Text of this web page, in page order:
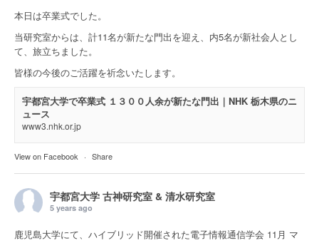
本日は卒業式でした。
当研究室からは、計11名が新たな門出を迎え、内5名が新社会人とし
て、旅立ちました。
皆様の今後のご活躍を祈念いたします。
宇都宮大学で卒業式 １３００人余が新たな門出｜NHK 栃木県のニ
ュース
www3.nhk.or.jp
View on Facebook · Share
宇都宮大学 古神研究室 & 清水研究室
5 years ago
鹿児島大学にて、ハイブリッド開催された電子情報通信学会 11月 マ